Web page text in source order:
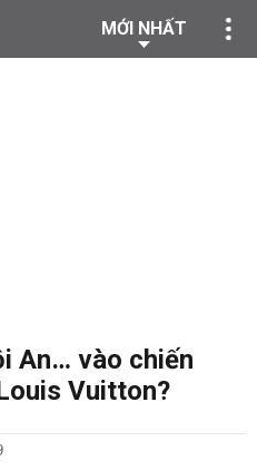
MỚI NHẤT
An… vào chiến
Vuitton?